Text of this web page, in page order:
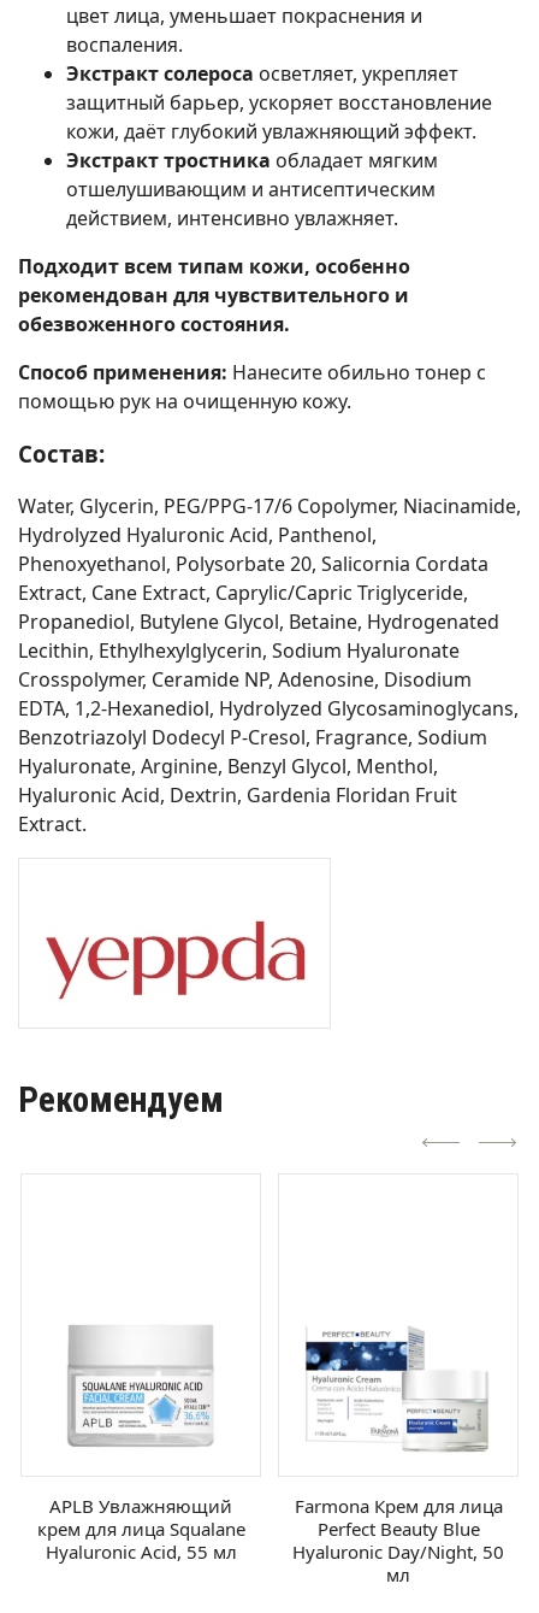
цвет лица, уменьшает покраснения и
воспаления.
Экстракт солероса осветляет, укрепляет
защитный барьер, ускоряет восстановление
кожи, даёт глубокий увлажняющий эффект.
Экстракт тростника обладает мягким
отшелушивающим и антисептическим
действием, интенсивно увлажняет.
Подходит всем типам кожи, особенно
рекомендован для чувствительного и
обезвоженного состояния.
Способ применения: Нанесите обильно тонер с
помощью рук на очищенную кожу.
Состав:
Water, Glycerin, PEG/PPG-17/6 Copolymer, Niacinamide,
Hydrolyzed Hyaluronic Acid, Panthenol,
Phenoxyethanol, Polysorbate 20, Salicornia Cordata
Extract, Cane Extract, Caprylic/Capric Triglyceride,
Propanediol, Butylene Glycol, Betaine, Hydrogenated
Lecithin, Ethylhexylglycerin, Sodium Hyaluronate
Crosspolymer, Ceramide NP, Adenosine, Disodium
EDTA, 1,2-Hexanediol, Hydrolyzed Glycosaminoglycans,
Benzotriazolyl Dodecyl P-Cresol, Fragrance, Sodium
Hyaluronate, Arginine, Benzyl Glycol, Menthol,
Hyaluronic Acid, Dextrin, Gardenia Floridan Fruit
Extract.
Рекомендуем
APLB Увлажняющий
крем для лица Squalane
Hyaluronic Acid, 55 мл
Farmona Крем для лица
Perfect Beauty Blue
Hyaluronic Day/Night, 50
мл